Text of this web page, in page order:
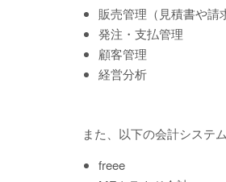
販売管理（見積書や請
発注・支払管理
顧客管理
経営分析
また、以下の会計システ
freee